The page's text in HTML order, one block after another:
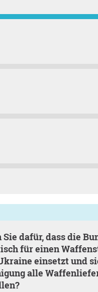
für einen
einsetzt und
alle